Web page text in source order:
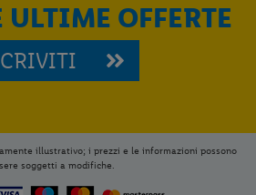
OFFERTE
illustrativo; i prezzi e le informazioni possono
soggetti a modifiche.